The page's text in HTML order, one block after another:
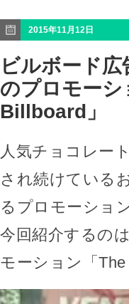
2015年11月12日
ビルボード
のプロモー
Billboard」
人気チョコレー
され続けている
るプロモーショ
今回紹介するの
モーション「